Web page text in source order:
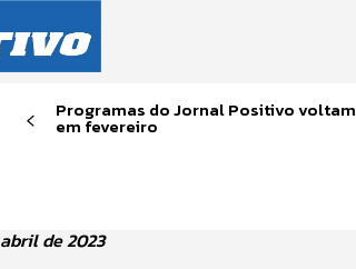
Programas do Jornal Positivo voltam
em fevereiro
abril de 2023